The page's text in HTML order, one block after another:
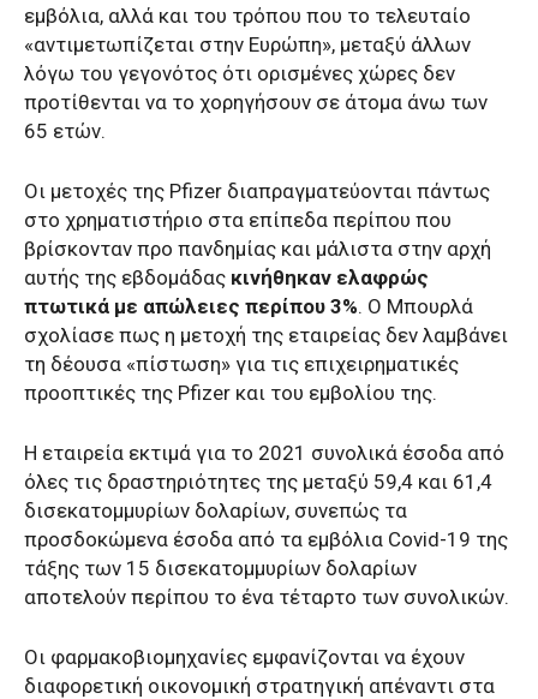
εμβόλια, αλλά και του τρόπου που το τελευταίο
«αντιμετωπίζεται στην Ευρώπη», μεταξύ άλλων
λόγω του γεγονότος ότι ορισμένες χώρες δεν
προτίθενται να το χορηγήσουν σε άτομα άνω των
65 ετών.
Οι μετοχές της Pfizer διαπραγματεύονται πάντως
στο χρηματιστήριο στα επίπεδα περίπου που
βρίσκονταν προ πανδημίας και μάλιστα στην αρχή
αυτής της εβδομάδας κινήθηκαν ελαφρώς
πτωτικά με απώλειες περίπου 3%. Ο Μπουρλά
σχολίασε πως η μετοχή της εταιρείας δεν λαμβάνει
τη δέουσα «πίστωση» για τις επιχειρηματικές
προοπτικές της Pfizer και του εμβολίου της.
Η εταιρεία εκτιμά για το 2021 συνολικά έσοδα από
όλες τις δραστηριότητες της μεταξύ 59,4 και 61,4
δισεκατομμυρίων δολαρίων, συνεπώς τα
προσδοκώμενα έσοδα από τα εμβόλια Covid-19 της
τάξης των 15 δισεκατομμυρίων δολαρίων
αποτελούν περίπου το ένα τέταρτο των συνολικών.
Οι φαρμακοβιομηχανίες εμφανίζονται να έχουν
διαφορετική οικονομική στρατηγική απέναντι στα